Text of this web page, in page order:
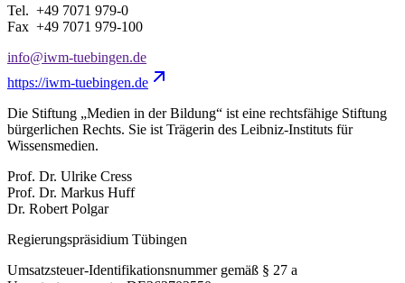
Tel. +49 7071 979-0
Fax +49 7071 979-100
info@iwm-tuebingen.de
https://iwm-tuebingen.de
Die Stiftung „Medien in der Bildung“ ist eine rechtsfähige Stiftung
bürgerlichen Rechts. Sie ist Trägerin des Leibniz-Instituts für
Wissensmedien.
Prof. Dr. Ulrike Cress
Prof. Dr. Markus Huff
Dr. Robert Polgar
Regierungspräsidium Tübingen
Umsatzsteuer-Identifikationsnummer gemäß § 27 a